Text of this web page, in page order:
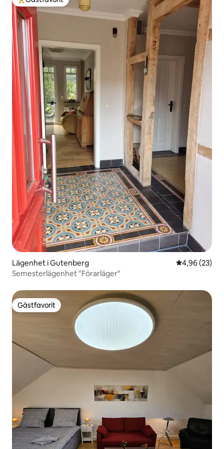
Populär gästfavorit
Lägenhet i Gutenberg 4,96 av 5 i
4,96 (23)
Semesterlägenhet "Förarläger"
Gästfavorit
Gästfavorit